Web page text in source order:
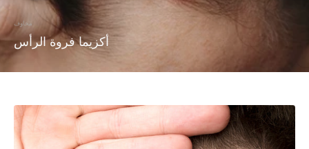
مخاوف
أكزيما فروة الرأس